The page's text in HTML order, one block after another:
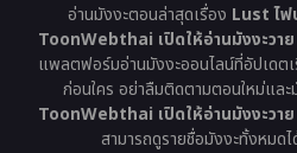
อ่านมังงะตอนล่าสุดเรื่อง Lust ไฟ
ToonWebthai เปิดให้อ่านมังงะว
แพลตฟอร์มอ่านมังงะออนไลน์ที่อัปเดต
ก่อนใคร อย่าลืมติดตามตอนใหม่และ
ToonWebthai เปิดให้อ่านมังงะว
สามารถดูรายชื่อมังงะทั้งหมด